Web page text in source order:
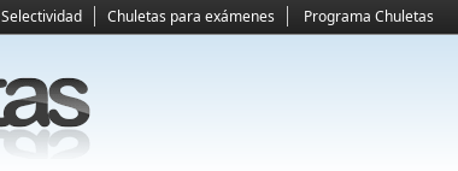
Selectividad Chuletas para exámenes Programa Chuletas